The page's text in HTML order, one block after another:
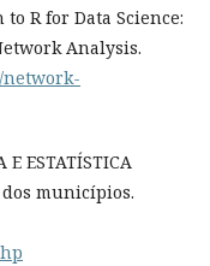
R for Data Science:
Analysis.
network-
E ESTATÍSTICA
municípios.